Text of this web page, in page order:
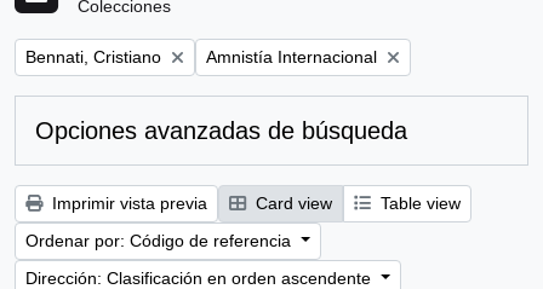
Colecciones
Remove filter:
Bennati, Cristiano Remove filter:
Amnistía Internacional
Opciones avanzadas de búsqueda
Imprimir vista previa Card view
Table view
Ordenar por: Código de referencia
Dirección: Clasificación en orden ascendente